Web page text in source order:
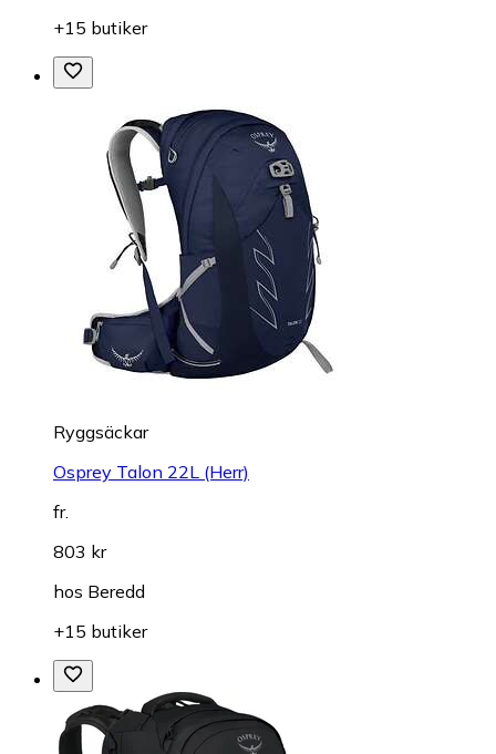
+15 butiker
Ryggsäckar
Osprey Talon 22L (Herr)
fr.
803 kr
hos Beredd
+15 butiker